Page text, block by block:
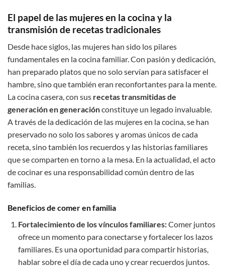
El papel de las mujeres en la cocina y la
transmisión de recetas tradicionales
Desde hace siglos, las mujeres han sido los pilares
fundamentales en la cocina familiar. Con pasión y dedicación,
han preparado platos que no solo servían para satisfacer el
hambre, sino que también eran reconfortantes para la mente.
La cocina casera, con sus recetas transmitidas de
generación en generaciónconstituye un legado invaluable.
A través de la dedicación de las mujeres en la cocina, se han
preservado no solo los sabores y aromas únicos de cada
receta, sino también los recuerdos y las historias familiares
que se comparten en torno a la mesa. En la actualidad, el acto
de cocinar es una responsabilidad común dentro de las
familias.
Beneficios de comer en familia
Fortalecimiento de los vínculos familiares:Comer juntos
ofrece un momento para conectarse y fortalecer los lazos
familiares. Es una oportunidad para compartir historias,
hablar sobre el día de cada uno y crear recuerdos juntos.